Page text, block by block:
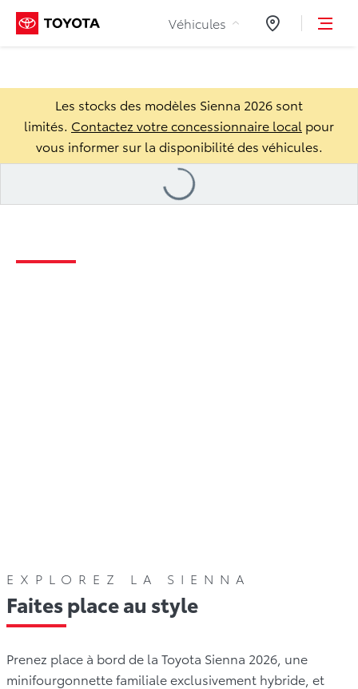
Aller au contenu
Véhicules
Les stocks des modèles Sienna 2026 sont
limités. Contactez votre concessionnaire local pour
vous informer sur la disponibilité des véhicules.
Loading
EXPLOREZ LA SIENNA
Faites place au style
Prenez place à bord de la Toyota Sienna 2026, une
minifourgonnette familiale exclusivement hybride, et